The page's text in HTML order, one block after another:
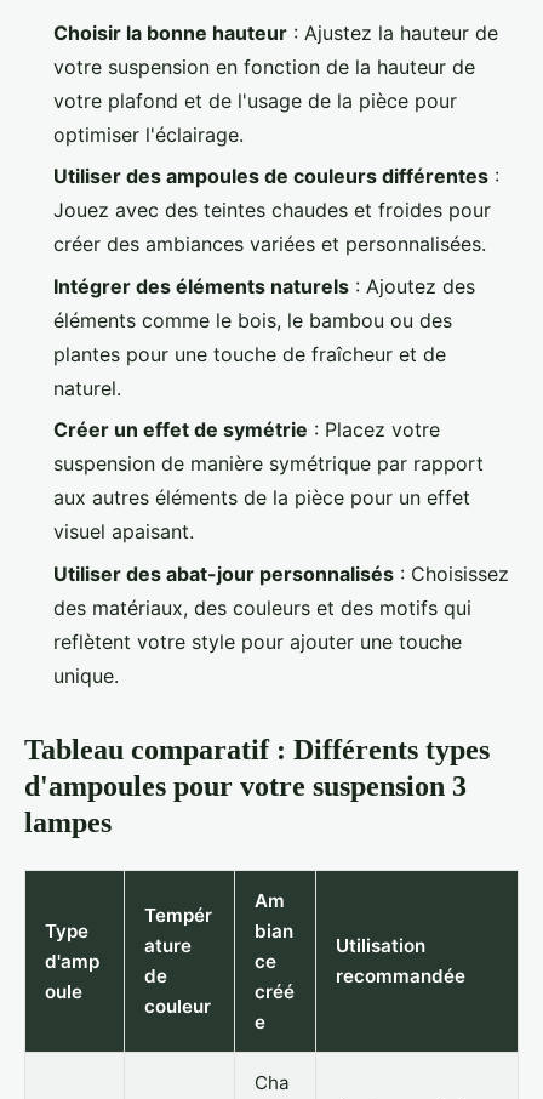
Choisir la bonne hauteur : Ajustez la hauteur de
votre suspension en fonction de la hauteur de
votre plafond et de l'usage de la pièce pour
optimiser l'éclairage.
Utiliser des ampoules de couleurs différentes :
Jouez avec des teintes chaudes et froides pour
créer des ambiances variées et personnalisées.
Intégrer des éléments naturels : Ajoutez des
éléments comme le bois, le bambou ou des
plantes pour une touche de fraîcheur et de
naturel.
Créer un effet de symétrie : Placez votre
suspension de manière symétrique par rapport
aux autres éléments de la pièce pour un effet
visuel apaisant.
Utiliser des abat-jour personnalisés : Choisissez
des matériaux, des couleurs et des motifs qui
reflètent votre style pour ajouter une touche
unique.
Tableau comparatif : Différents types
d'ampoules pour votre suspension 3
lampes
Type
d'amp
oule
Tempér
ature
de
couleur
Am
bian
ce
créé
e
Utilisation
recommandée
Cha